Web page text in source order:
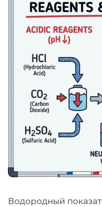
Водородный